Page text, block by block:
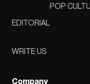
EDITORIAL
POP
WRITE US
Company